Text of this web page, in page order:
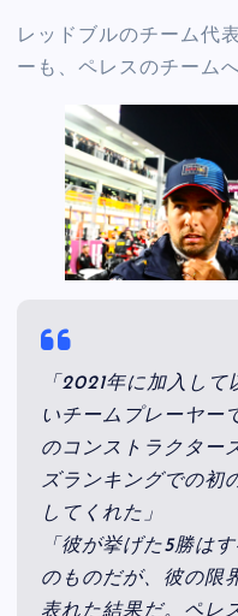
レッドブルのチーム代
ーも、ペレスのチーム
「2021年に加入し
いチームプレーヤー
のコンストラクター
ズランキングでの初
してくれた」
「彼が挙げた5勝は
のものだが、彼の限
表れた結果だ。ペレ